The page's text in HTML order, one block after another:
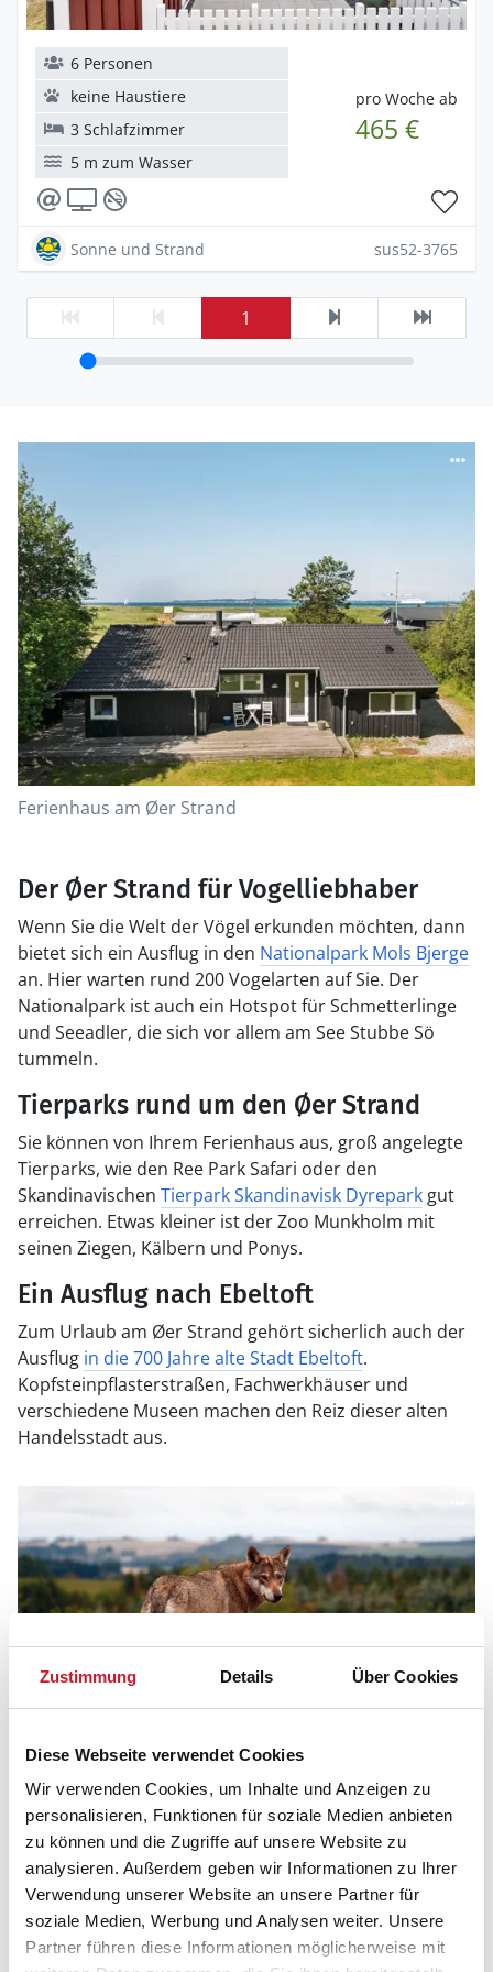
Zustimmung Details Über Cookies
Diese Webseite verwendet Cookies
Wir verwenden Cookies, um Inhalte und Anzeigen zu
personalisieren, Funktionen für soziale Medien anbieten
zu können und die Zugriffe auf unsere Website zu
analysieren. Außerdem geben wir Informationen zu Ihrer
Verwendung unserer Website an unsere Partner für
soziale Medien, Werbung und Analysen weiter. Unsere
Partner führen diese Informationen möglicherweise mit
pro Woche ab
465 €
6 Personen
keine Haustiere
3 Schlafzimmer
5 m zum Wasser
Sonne und Strand sus52-3765
1
Ferienhaus am Øer Strand
Der Øer Strand für Vogelliebhaber
Wenn Sie die Welt der Vögel erkunden möchten, dann
bietet sich ein Ausflug in den Nationalpark Mols Bjerge
an. Hier warten rund 200 Vogelarten auf Sie. Der
Nationalpark ist auch ein Hotspot für Schmetterlinge
und Seeadler, die sich vor allem am See Stubbe Sö
tummeln.
Tierparks rund um den Øer Strand
Sie können von Ihrem Ferienhaus aus, groß angelegte
Tierparks, wie den Ree Park Safari oder den
Skandinavischen Tierpark Skandinavisk Dyrepark gut
erreichen. Etwas kleiner ist der Zoo Munkholm mit
seinen Ziegen, Kälbern und Ponys.
Ein Ausflug nach Ebeltoft
Zum Urlaub am Øer Strand gehört sicherlich auch der
Ausflug in die 700 Jahre alte Stadt Ebeltoft.
Kopfsteinpflasterstraßen, Fachwerkhäuser und
verschiedene Museen machen den Reiz dieser alten
Handelsstadt aus.
Mitten in Djursland liegt Dänemarks Wildpark
Skandinavisk Dyrepark, in dem es viel Platz für Tiere
und Menschen gibt.
Was kann ich am Jachthafen am Øer Strand
erleben?